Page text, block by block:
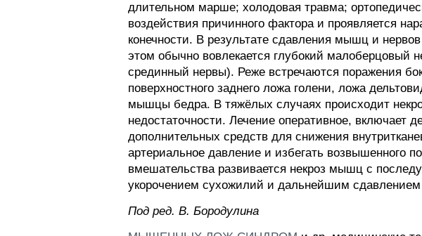
длительном марше; холодовая травма;
воздействия причинного фактора и проявляется
конечности. В результате сдавления мышц и
этом обычно вовлекается глубокий малоберцовый
срединный нервы). Реже встречаются поражения
поверхностного заднего ложа голени, ложа
мышцы бедра. В тяжёлых случаях происходит
недостаточности. Лечение оперативное,
дополнительных средств для снижения
артериальное давление и избегать возвышенного
вмешательства развивается некроз мышц с
укорочением сухожилий и дальнейшим сдавлением
Пoд peд. B. Бopoдyлинa